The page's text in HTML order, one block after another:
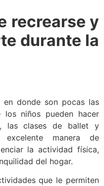
recrearse y
durante la
en donde son pocas las
los niños pueden hacer
las clases de ballet y
manera de
la actividad física,
del hogar.
que le permiten